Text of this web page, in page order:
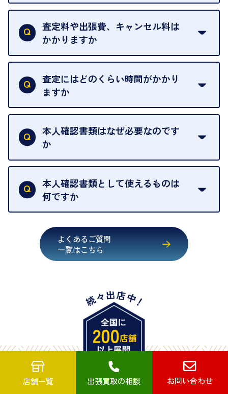
を整えておりますので、お好きな時にお越しくださ
い。
お急ぎの場合はスタッフに一言お声がけください。
可能な限り、迅速に対応させていただきます。
当店は質店ではありませんので、買い取ったお品物
は基本的に販売へと回されます。買い戻しはできま
せんので、ご了承ください。
グオフが可能です。
契約破棄という形で、お品物をお戻しすることがで
きます。
売却当日を含む8日間のうちに、お気軽にお申し出
出張買取のお品物は、8日間保管しております。
査定料や出張費、キャンセル料は
かかりますか
一切いただいておりません。査定金額にご納得いた
だけない場合は、その場でお断りいただいても問題
ございません。お気軽にご相談ください。
査定にはどのくらい時間がかかり
ますか
お品物の内容や点数によって異なりますが、店頭買
取の場合は1点あたり数分程度が目安です。大量の
お品物の場合は、お時間をいただくことがございま
本人確認書類はなぜ必要なのです
か
買取店は古物営業法により、お客様のご本人確認を
行うことが義務付けられています。安心してお取引
いただくためにも、ご協力をお願いいたします。
本人確認書類として使えるものは
何ですか
・健康保険証確認書
・マイナンバーカード
・在留カード
・旧パスポート
※原則として「公的機関が発行し、氏名、住所、生
年月日が記載されているもの
※2020年2月4日以降に申請された新型パスポートに
は「所持人記入欄（住所記載欄）」が存在しないた
よくあるご質問
一覧はこちら
買取店舗を探す
店舗一覧 出張買取の相談 お問い合わせ